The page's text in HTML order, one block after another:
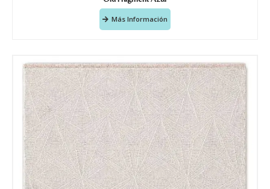
Más Información